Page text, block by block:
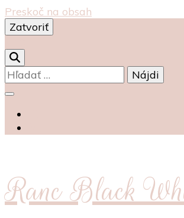
Preskoč na obsah
Zatvoriť
Hľadať:
Ranc Black